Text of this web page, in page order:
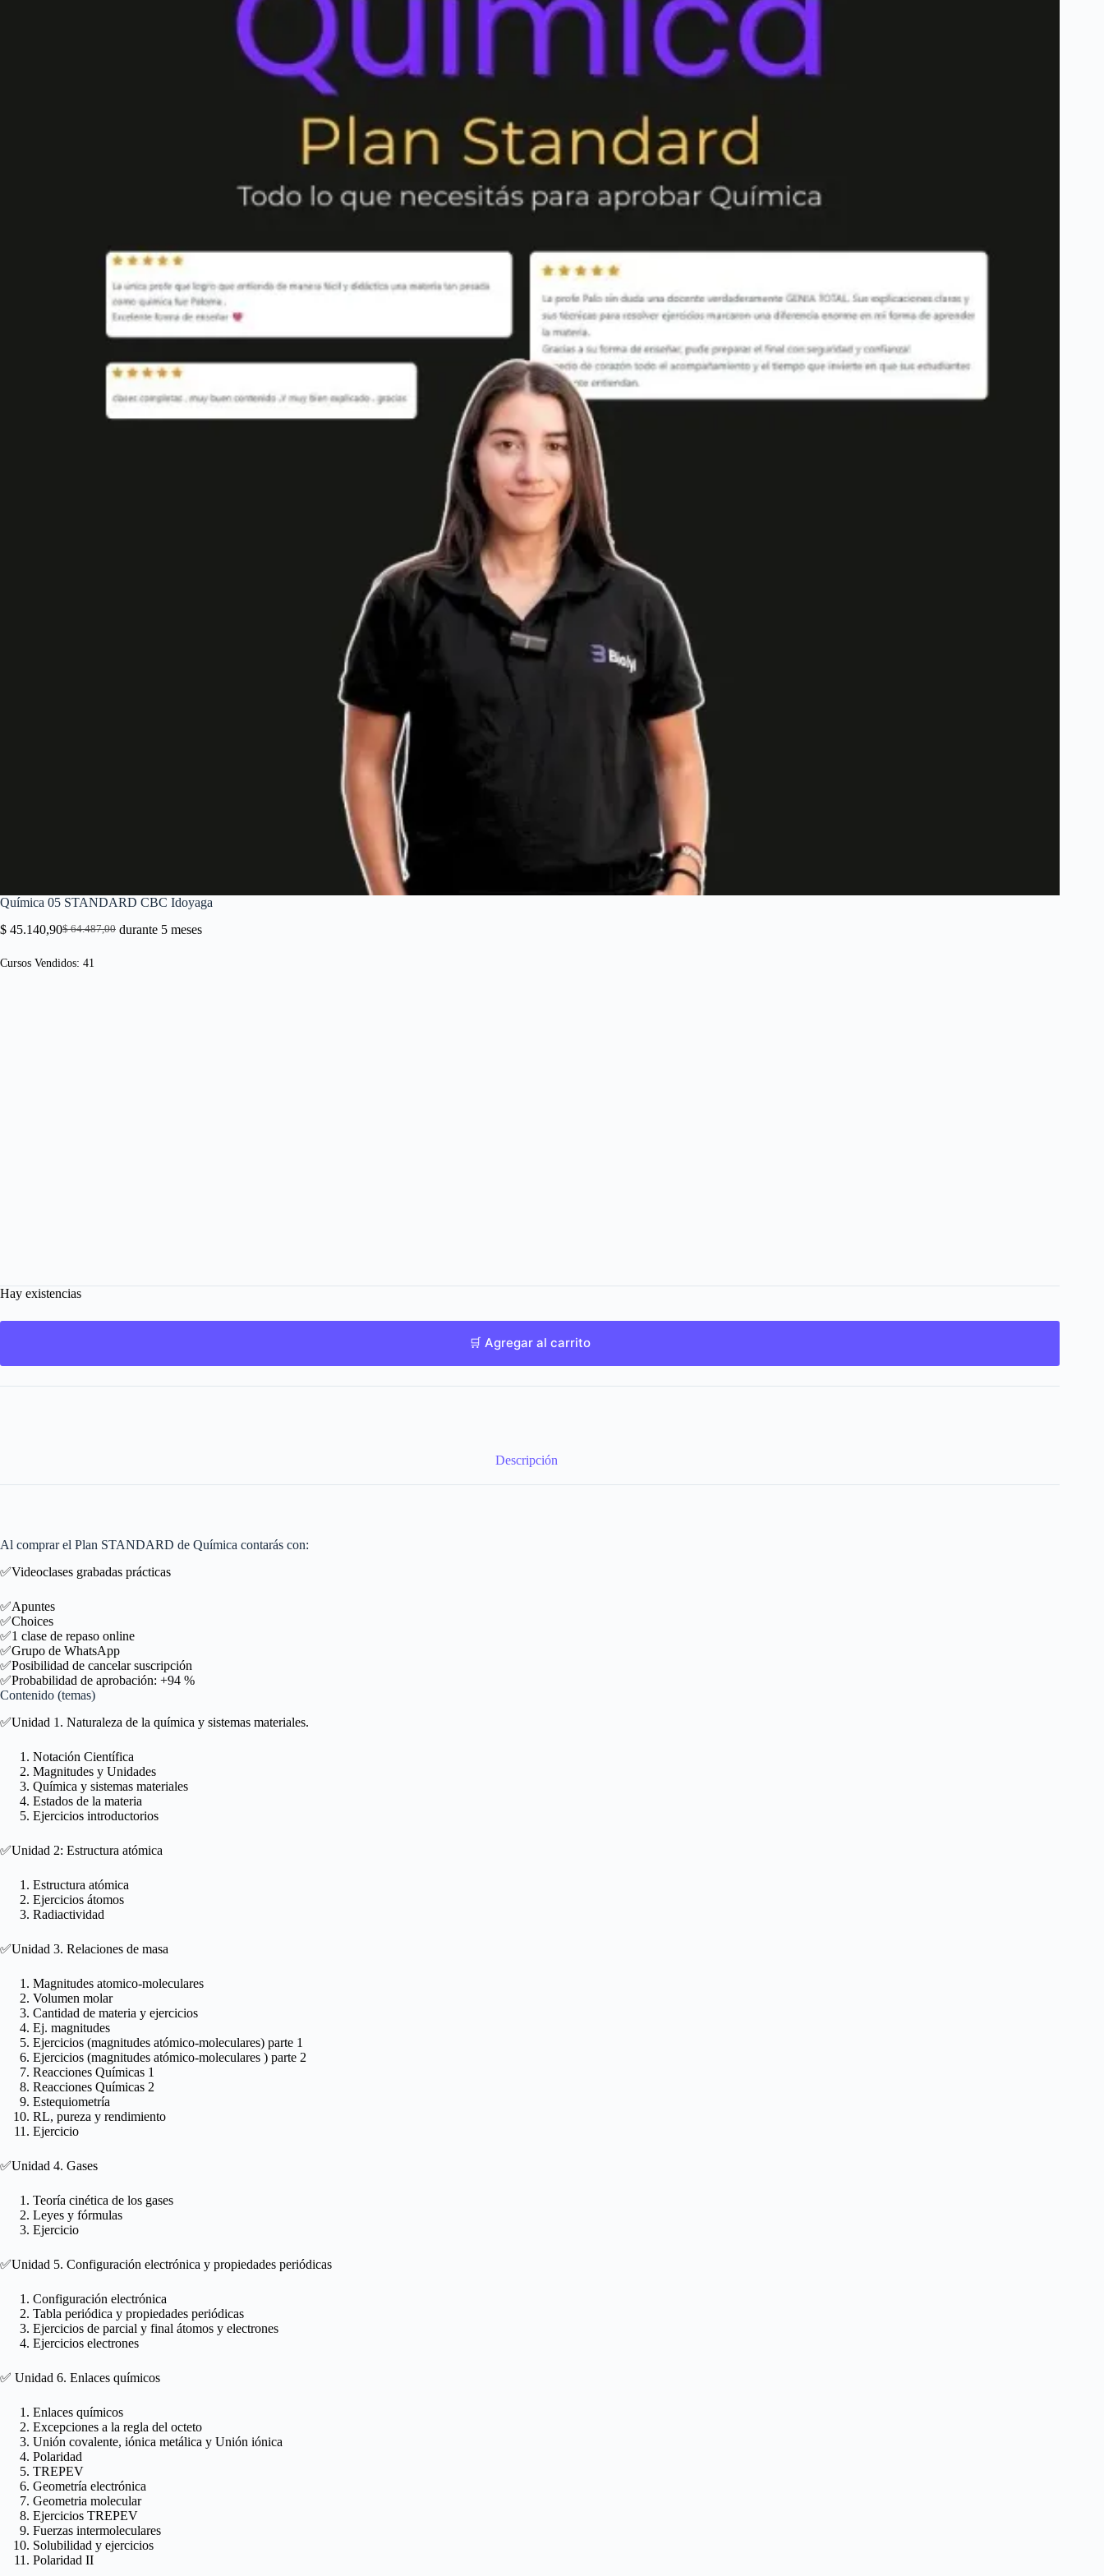
Química 05 STANDARD CBC Idoyaga
$64.487,00
El
original
$ 45.140,90El
actual
durante 5 meses
Cursos Vendidos: 41
Hay existencias
🛒 Agregar al carrito
Descripción
Al comprar el Plan STANDARD de Química contarás con:
✅Videoclases grabadas prácticas
✅Apuntes
✅Choices
✅1 clase de repaso online
✅Grupo de WhatsApp
✅Posibilidad de cancelar suscripción
✅Probabilidad de aprobación: +94 %
Contenido (temas)
✅Unidad 1. Naturaleza de la química y sistemas materiales.
Notación Científica
Magnitudes y Unidades
Química y sistemas materiales
Estados de la materia
Ejercicios introductorios
✅Unidad 2: Estructura atómica
Estructura atómica
Ejercicios átomos
Radiactividad
✅Unidad 3. Relaciones de masa
Magnitudes atomico-moleculares
Volumen molar
Cantidad de materia y ejercicios
Ej. magnitudes
Ejercicios (magnitudes atómico-moleculares) parte 1
Ejercicios (magnitudes atómico-moleculares ) parte 2
Reacciones Químicas 1
Reacciones Químicas 2
Estequiometría
RL, pureza y rendimiento
Ejercicio
✅Unidad 4. Gases
Teoría cinética de los gases
Leyes y fórmulas
Ejercicio
✅Unidad 5. Configuración electrónica y propiedades periódicas
Configuración electrónica
Tabla periódica y propiedades periódicas
Ejercicios de parcial y final átomos y electrones
Ejercicios electrones
✅ Unidad 6. Enlaces químicos
Enlaces químicos
Excepciones a la regla del octeto
Unión covalente, iónica metálica y Unión iónica
Polaridad
TREPEV
Geometría electrónica
Geometria molecular
Ejercicios TREPEV
Fuerzas intermoleculares
Solubilidad y ejercicios
Polaridad II